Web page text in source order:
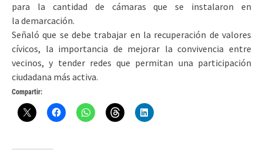
para la cantidad de cámaras que se instalaron en
la demarcación.
Señaló que se debe trabajar en la recuperación de valores
cívicos, la importancia de mejorar la convivencia entre
vecinos, y tender redes que permitan una participación
ciudadana más activa.
Compartir: